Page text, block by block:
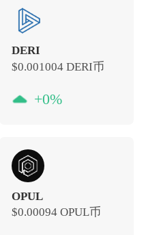
DERI
$0.001004 DERI币
+0%
OPUL
$0.00094 OPUL币